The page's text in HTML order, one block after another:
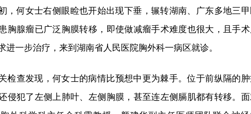
，何女士右侧眼睑也开始出现下垂，辗转湖南、广东多地三
胸腺瘤已广泛胸膜转移，即使做减瘤手术难度也很大，且手
进一步治疗，来到湖南省人民医院胸外科一病区就诊。
检查发现，何女士的病情比预想中更为棘手。位于前纵隔的
侵犯了左侧上肺叶、左侧胸膜，甚至连左侧膈肌都有转移。